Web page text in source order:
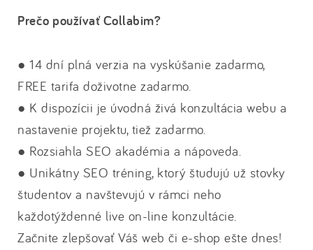
Prečo používať Collabim?
● 14 dní plná verzia na vyskúšanie zadarmo,
FREE tarifa doživotne zadarmo.
● K dispozícii je úvodná živá konzultácia webu a
nastavenie projektu, tiež zadarmo.
● Rozsiahla SEO akadémia a nápoveda.
● Unikátny SEO tréning, ktorý študujú už stovky
študentov a navštevujú v rámci neho
každotýždenné live on-line konzultácie.
Začnite zlepšovať Váš web či e-shop ešte dnes!